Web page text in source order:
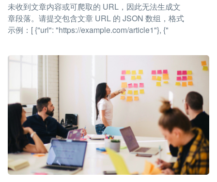
未收到文章内容或可爬取的 URL，因此无法生成文
章段落。请提交包含文章 URL 的 JSON 数组，格式
示例：[ {"url": "https://example.com/article1"}, {"